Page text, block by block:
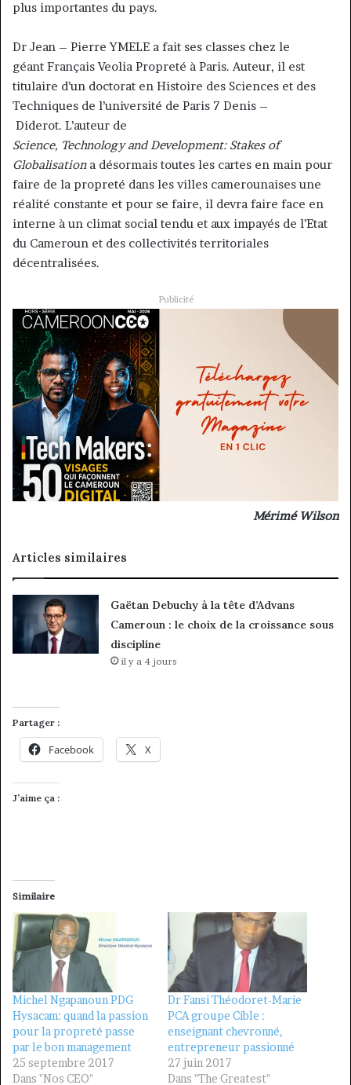
plus importantes du pays.
Dr Jean – Pierre YMELE a fait ses classes chez le
géant Français Veolia Propreté à Paris. Auteur, il est
titulaire d’un doctorat en Histoire des Sciences et des
Techniques de l’université de Paris 7 Denis –
Diderot. L’auteur de
Science, Technology and Development: Stakes of
Globalisation a désormais toutes les cartes en main pour
faire de la propreté dans les villes camerounaises une
réalité constante et pour se faire, il devra faire face en
interne à un climat social tendu et aux impayés de l’Etat
du Cameroun et des collectivités territoriales
décentralisées.
Publicité
Mérimé Wilson
Articles similaires
Gaëtan Debuchy à la tête d’Advans
Cameroun : le choix de la croissance sous
discipline
il y a 4 jours
Partager :
Facebook X
J’aime ça :
Similaire
Michel Ngapanoun PDG
Hysacam: quand la passion
pour la propreté passe
par le bon management
25 septembre 2017
Dans "Nos CEO"
Dr Fansi Théodoret-Marie
PCA groupe Cible :
enseignant chevronné,
entrepreneur passionné
27 juin 2017
Dans "The Greatest"